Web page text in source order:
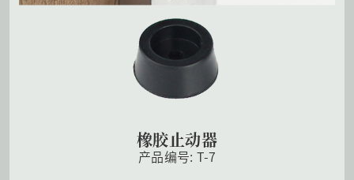
橡胶止动器
产品编号: T-7